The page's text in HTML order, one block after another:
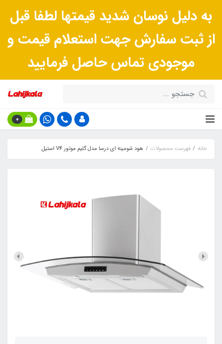
به دلیل نوسان شدید قیمتها لطفا قبل
از ثبت سفارش جهت استعلام قیمت و
موجودی تماس حاصل فرمایید
0
خانه فهرست محصولات هود شومینه ای درسا مدل گليم موتور V4 استيل